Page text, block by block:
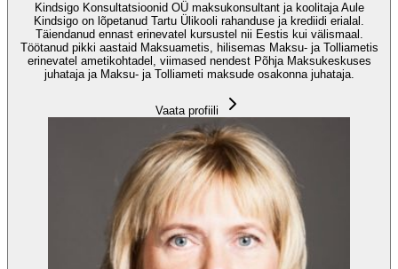
Kindsigo Konsultatsioonid OÜ maksukonsultant ja koolitaja Aule
Kindsigo on lõpetanud Tartu Ülikooli rahanduse ja krediidi erialal.
Täiendanud ennast erinevatel kursustel nii Eestis kui välismaal.
Töötanud pikki aastaid Maksuametis, hilisemas Maksu- ja Tolliametis
erinevatel ametikohtadel, viimased nendest Põhja Maksukeskuses
juhataja ja Maksu- ja Tolliameti maksude osakonna juhataja.
Vaata profiili